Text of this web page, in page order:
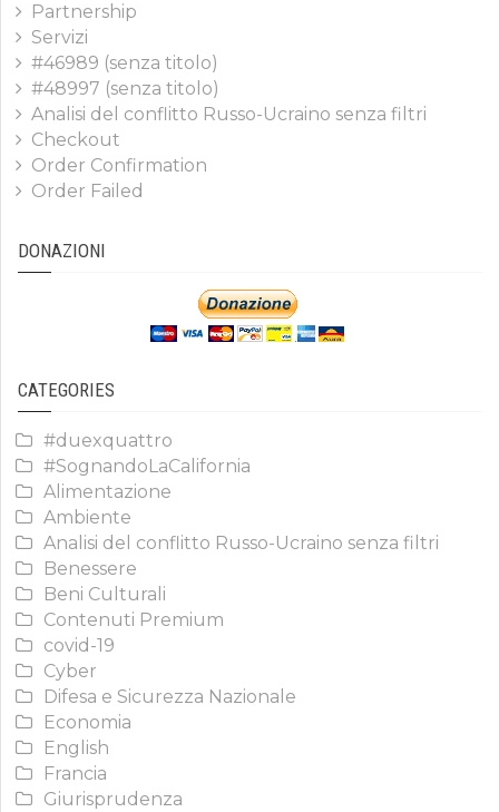
Partnership
Servizi
#46989 (senza titolo)
#48997 (senza titolo)
Analisi del conflitto Russo-Ucraino senza filtri
Checkout
Order Confirmation
Order Failed
DONAZIONI
CATEGORIES
#duexquattro
#SognandoLaCalifornia
Alimentazione
Ambiente
Analisi del conflitto Russo-Ucraino senza filtri
Benessere
Beni Culturali
Contenuti Premium
covid-19
Cyber
Difesa e Sicurezza Nazionale
Economia
English
Francia
Giurisprudenza